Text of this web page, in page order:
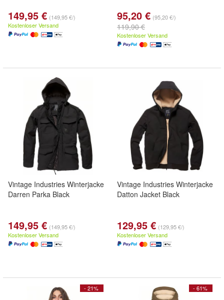
149,95 € (149,95 €/)
Kostenloser Versand
95,20 € (95,20 €/)
119,90 €
Kostenloser Versand
Vintage Industries Winterjacke
Darren Parka Black
149,95 € (149,95 €/)
Kostenloser Versand
Vintage Industries Winterjacke
Datton Jacket Black
129,95 € (129,95 €/)
Kostenloser Versand
- 21% - 61%